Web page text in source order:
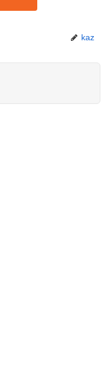
kaz